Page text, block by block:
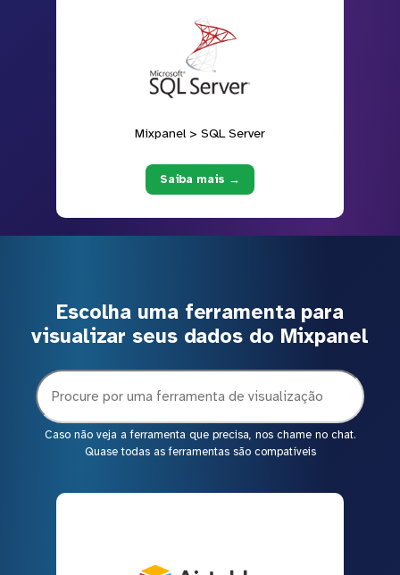
Mixpanel > SQL Server
Saiba mais →
Escolha uma ferramenta para
visualizar seus dados do Mixpanel
Caso não veja a ferramenta que precisa, nos chame no chat.
Quase todas as ferramentas são compatíveis